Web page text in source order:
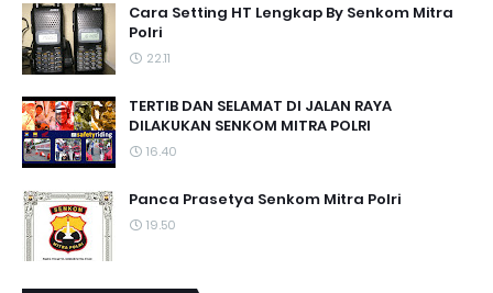
Cara Setting HT Lengkap By Senkom Mitra
Polri
22.11
TERTIB DAN SELAMAT DI JALAN RAYA
DILAKUKAN SENKOM MITRA POLRI
16.40
Panca Prasetya Senkom Mitra Polri
19.50